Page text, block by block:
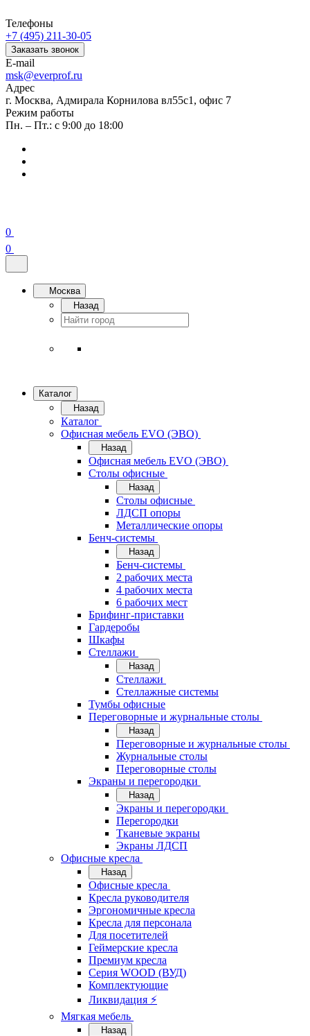
Телефоны
+7 (495) 211-30-05
Заказать звонок
E-mail
msk@everprof.ru
Адрес
г. Москва, Адмирала Корнилова вл55с1, офис 7
Режим работы
Пн. – Пт.: с 9:00 до 18:00
0
0
Москва
Назад
Каталог
Назад
Каталог
Офисная мебель EVO (ЭВО)
Назад
Офисная мебель EVO (ЭВО)
Cтолы офисные
Назад
Cтолы офисные
ЛДСП опоры
Металлические опоры
Бенч-системы
Назад
Бенч-системы
2 рабочих места
4 рабочих места
6 рабочих мест
Брифинг-приставки
Гардеробы
Шкафы
Стеллажи
Назад
Стеллажи
Стеллажные системы
Тумбы офисные
Переговорные и журнальные столы
Назад
Переговорные и журнальные столы
Журнальные столы
Переговорные столы
Экраны и перегородки
Назад
Экраны и перегородки
Перегородки
Тканевые экраны
Экраны ЛДСП
Офисные кресла
Назад
Офисные кресла
Кресла руководителя
Эргономичные кресла
Кресла для персонала
Для посетителей
Геймерские кресла
Премиум кресла
Серия WOOD (ВУД)
Комплектующие
Ликвидация ⚡
Мягкая мебель
Назад